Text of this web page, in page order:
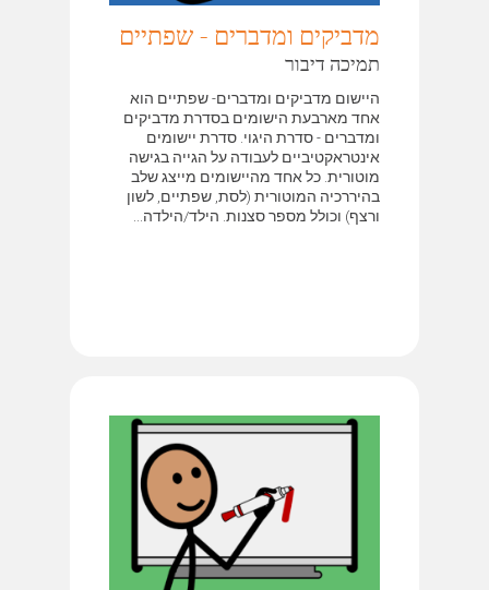
מדביקים ומדברים - שפתיים
תמיכה דיבור
היישום מדביקים ומדברים- שפתיים הוא
אחד מארבעת הישומים בסדרת מדביקים
ומדברים - סדרת היגוי. סדרת יישומים
אינטראקטיביים לעבודה על הגייה בגישה
מוטורית. כל אחד מהיישומים מייצג שלב
בהיררכיה המוטורית (לסת, שפתיים, לשון
ורצף) וכולל מספר סצנות. הילד/הילדה...